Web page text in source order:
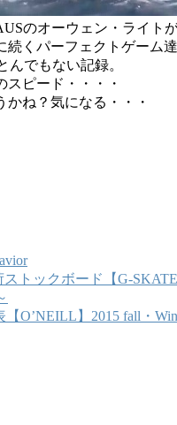
のオーウェン・ライトが
くパーフェクトゲーム達
んでもない記録。
ピード・・・・
ね？気になる・・・
【G-
【O’NEILL】2015 fall・